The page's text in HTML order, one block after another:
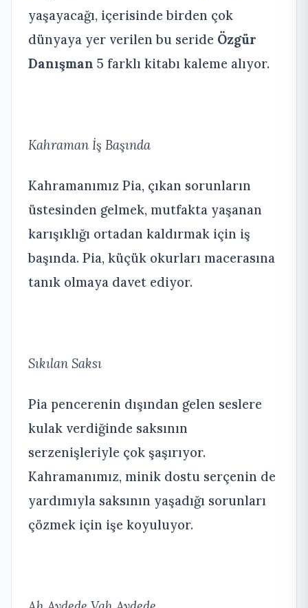
yaşayacağı, içerisinde birden çok
dünyaya yer verilen bu seride Özgür
Danışman 5 farklı kitabı kaleme alıyor.
Kahraman İş Başında
Kahramanımız Pia, çıkan sorunların
üstesinden gelmek, mutfakta yaşanan
karışıklığı ortadan kaldırmak için iş
başında. Pia, küçük okurları macerasına
tanık olmaya davet ediyor.
Sıkılan Saksı
Pia pencerenin dışından gelen seslere
kulak verdiğinde saksının
serzenişleriyle çok şaşırıyor.
Kahramanımız, minik dostu serçenin de
yardımıyla saksının yaşadığı sorunları
çözmek için işe koyuluyor.